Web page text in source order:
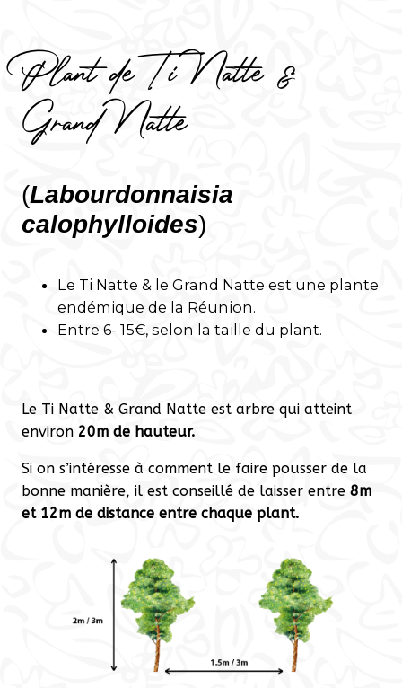
Plant de Ti Natte &
Grand Natte
(Labourdonnaisia
calophylloides)
Le Ti Natte & le Grand Natte est une plante
endémique de la Réunion.
Entre 6- 15€, selon la taille du plant.
Le Ti Natte & Grand Natte est arbre qui atteint
environ 20m de hauteur.
Si on s’intéresse à comment le faire pousser de la
bonne manière, il est conseillé de laisser entre 8m
et 12m de distance entre chaque plant.